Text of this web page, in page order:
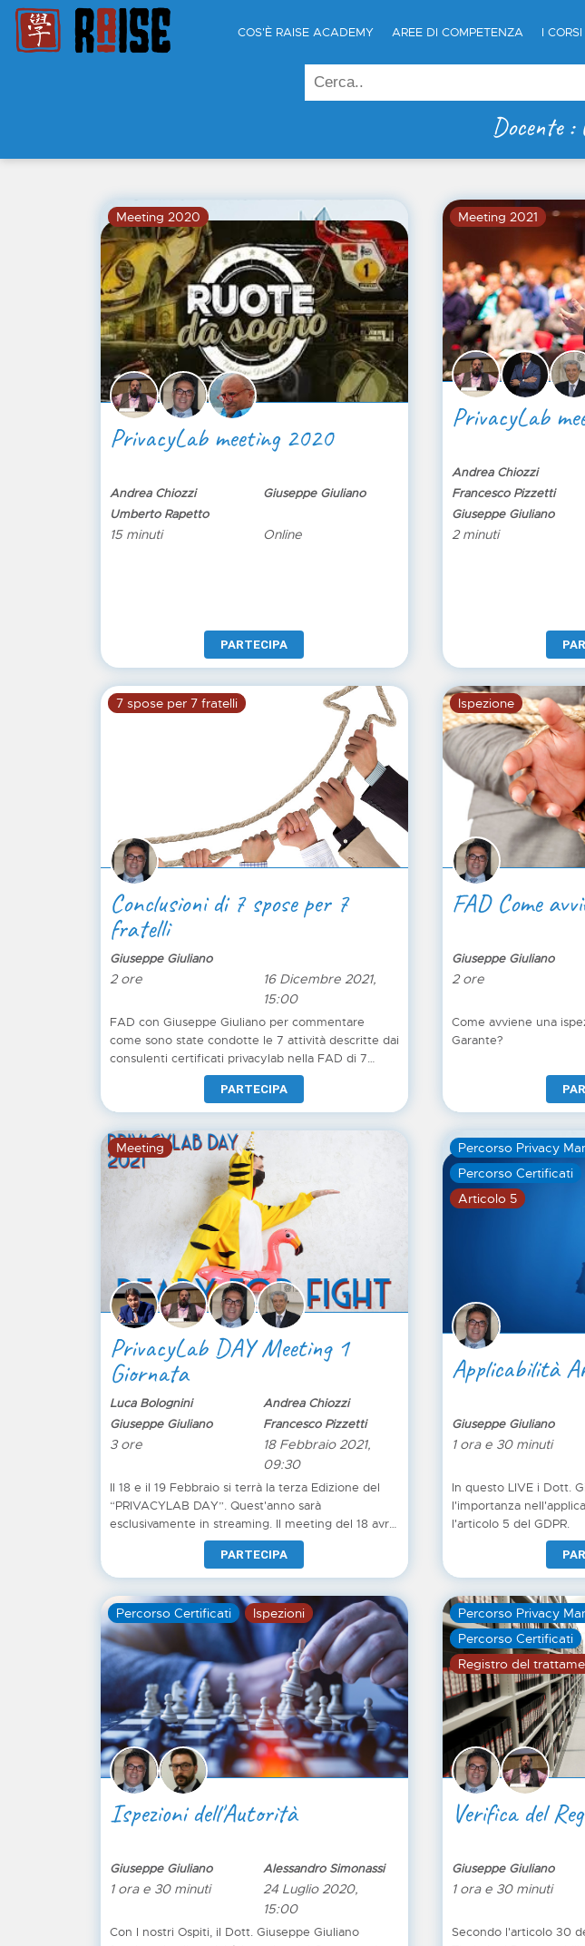
COS'È RAISE ACADEMY AREE DI COMPETENZA I CORSI
Docente :
Meeting 2020
PrivacyLab meeting 2020
Andrea Chiozzi
Giuseppe Giuliano
Umberto Rapetto
15 minuti Online
PARTECIPA
Meeting 2021
PrivacyLab
Andrea Chiozzi
Francesco Pizzetti
Giuseppe Giuliano
2 minuti
7 spose per 7 fratelli
Conclusioni di 7 spose per 7
fratelli
Giuseppe Giuliano
2 ore
16 Dicembre 2021,
15:00
FAD con Giuseppe Giuliano per commentare
come sono state condotte le 7 attività descritte dai
consulenti certificati privacylab nella FAD di 7
spose per 7 fratelli
PARTECIPA
Ispezione
FAD Come
Giuseppe Giuliano
2 ore
Come avviene una
Garante?
Meeting
PrivacyLab DAY Meeting 1
Giornata
Luca Bolognini
Andrea Chiozzi
Giuseppe Giuliano
Francesco Pizzetti
3 ore
18 Febbraio 2021,
09:30
Il 18 e il 19 Febbraio si terrà la terza Edizione del
“PRIVACYLAB DAY”. Quest'anno sarà
esclusivamente in streaming. Il meeting del 18 avrà
come tema principale la gestione dei fornitori
come responsabili esterni e si svolgerà al mattino.
PARTECIPA
Percorso Privacy
Percorso Certificati
Articolo 5
Applicabilità
Giuseppe Giuliano
1 ora e 30 minuti
In questo LIVE i Dott.
l'importanza
l'articolo 5 del GDPR.
Percorso Certificati Ispezioni
Ispezioni dell'Autorità
Giuseppe Giuliano Alessandro Simonassi
1 ora e 30 minuti
24 Luglio 2020,
15:00
Con I nostri Ospiti, il Dott. Giuseppe Giuliano
Percorso Privacy
Percorso Certificati
Registro del
Verifica del
Giuseppe Giuliano
1 ora e 30 minuti
Secondo l'articolo 30